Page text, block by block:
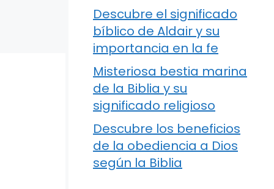
Descubre el significado
bíblico de Aldair y su
importancia en la fe
Misteriosa bestia marina
de la Biblia y su
significado religioso
Descubre los beneficios
de la obediencia a Dios
según la Biblia